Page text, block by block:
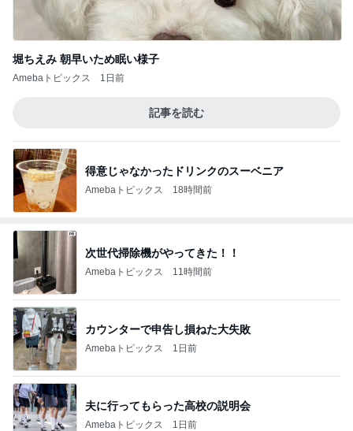
堀ちえみ 朝早いため眠い様子
Amebaトピックス 1日前
記事を読む
得意じゃなかったドリンクのスーベニア
Amebaトピックス 18時間前
次世代掃除機がやってきた！！
Amebaトピックス 11時間前
カウンターで申告し損ねた大失敗
Amebaトピックス 1日前
夫に行ってもらった高校の説明会
Amebaトピックス 1日前